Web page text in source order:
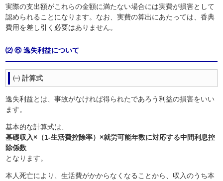
実際の支出額がこれらの金額に満たない場合には実費が損害として
認められることになります。なお、実費の算出にあたっては、香典
費用を差し引く必要はありません。
⑵ ⑥ 逸失利益について
㈠ 計算式
逸失利益とは、事故がなければ得られたであろう利益の損害をいい
ます。
基本的な計算式は、
基礎収入×（1-生活費控除率）×就労可能年数に対応する中間利息控
除係数
となります。
本人死亡により、生活費がかからなくなることから、収入のうち本